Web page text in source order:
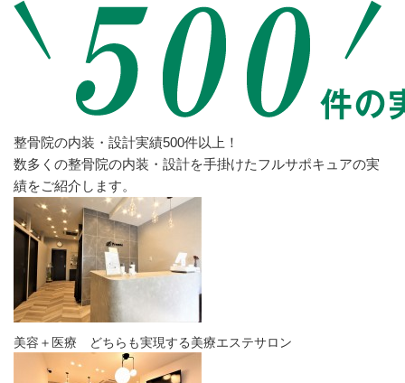
整骨院の内装・設計実績500件以上！
数多くの整骨院の内装・設計を手掛けたフルサポキュアの実
績をご紹介します。
美容＋医療 どちらも実現する美療エステサロン